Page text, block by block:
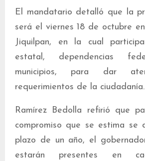
El mandatario detalló que la
será el viernes 18 de octubre
Jiquilpan, en la cual
estatal, dependencias
municipios, para dar
requerimientos de la ciudadanía.
Ramírez Bedolla refirió que
compromiso que se estima se
plazo de un año, el
estarán presentes en